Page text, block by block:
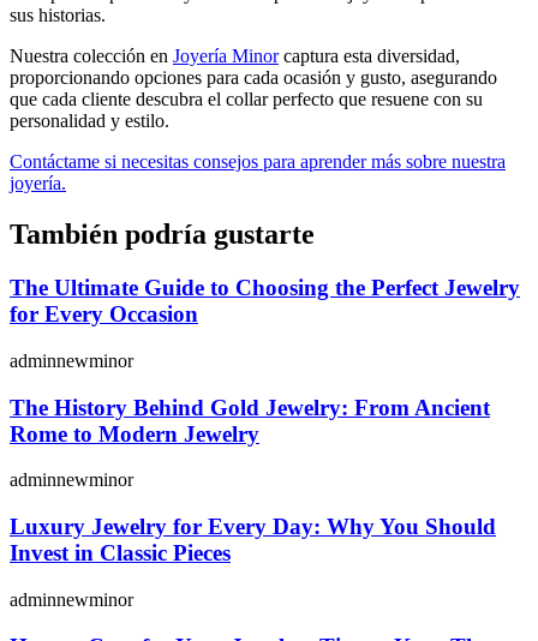
sus historias.
Nuestra colección en Joyería Minorcaptura esta diversidad,
proporcionando opciones para cada ocasión y gusto, asegurando
que cada cliente descubra el collar perfecto que resuene con su
personalidad y estilo.
Contáctame si necesitas consejos para aprender más sobre nuestra
joyería.
También podría gustarte
The Ultimate Guide to Choosing the Perfect Jewelry
for Every Occasion
adminnewminor
The History Behind Gold Jewelry: From Ancient
Rome to Modern Jewelry
adminnewminor
Luxury Jewelry for Every Day: Why You Should
Invest in Classic Pieces
adminnewminor